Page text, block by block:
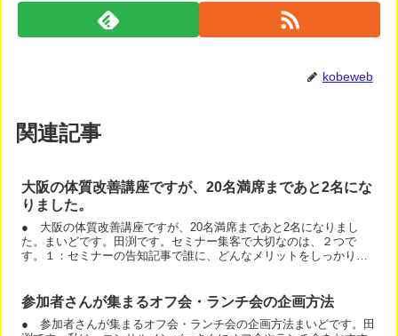
kobeweb
関連記事
大阪の体質改善講座ですが、20名満席まであと2名にな
りました。
● 大阪の体質改善講座ですが、20名満席まであと2名になりまし
た。まいどです。田渕です。セミナー集客で大切なのは、２つで
す。１：セミナーの告知記事で誰に、どんなメリットをしっかり伝
参加者さんが集まるオフ会・ランチ会の企画方法
● 参加者さんが集まるオフ会・ランチ会の企画方法まいどです。田